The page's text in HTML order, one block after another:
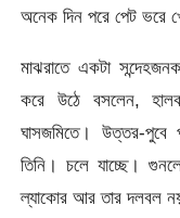
অনেক দিন পরে পেট ভরে
মাঝরাতে একটা
করে উঠে বসলেন,
ঘাসজমিতে। উত্তর-
তিনি। চলে যাচ্ছে।
ল্যাকোর আর তার দলবল